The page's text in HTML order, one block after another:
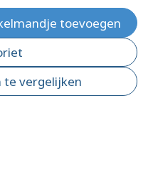
toevoegen
te vergelijken